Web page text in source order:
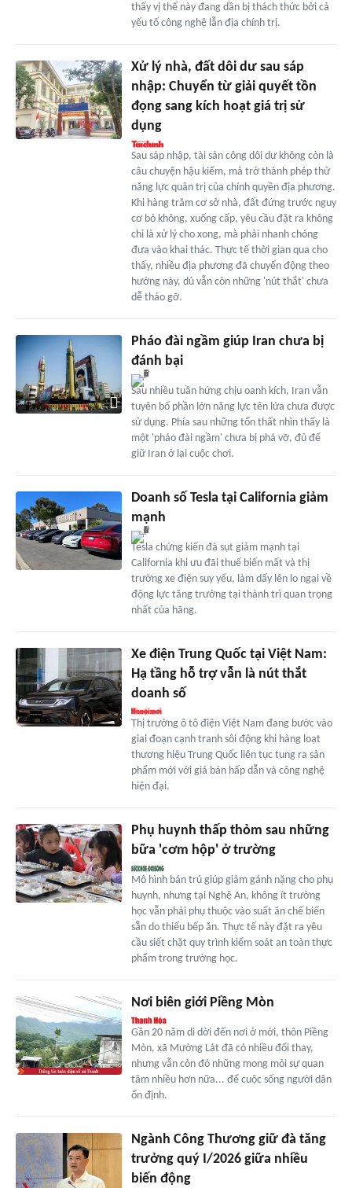
thấy vị thế này đang dần bị thách thức bởi cả
yếu tố công nghệ lẫn địa chính trị.
Xử lý nhà, đất dôi dư sau sáp
nhập: Chuyển từ giải quyết tồn
đọng sang kích hoạt giá trị sử
dụng
Sau sáp nhập, tài sản công dôi dư không còn là
câu chuyện hậu kiểm, mà trở thành phép thử
năng lực quản trị của chính quyền địa phương.
Khi hàng trăm cơ sở nhà, đất đứng trước nguy
cơ bỏ không, xuống cấp, yêu cầu đặt ra không
chỉ là xử lý cho xong, mà phải nhanh chóng
đưa vào khai thác. Thực tế thời gian qua cho
thấy, nhiều địa phương đã chuyển động theo
hướng này, dù vẫn còn những 'nút thắt' chưa
dễ tháo gỡ.
Pháo đài ngầm giúp Iran chưa bị
đánh bại
Sau nhiều tuần hứng chịu oanh kích, Iran vẫn
tuyên bố phần lớn năng lực tên lửa chưa được
sử dụng. Phía sau những tổn thất nhìn thấy là
một 'pháo đài ngầm' chưa bị phá vỡ, đủ để
giữ Iran ở lại cuộc chơi.
Doanh số Tesla tại California giảm
mạnh
Tesla chứng kiến đà sụt giảm mạnh tại
California khi ưu đãi thuế biến mất và thị
trường xe điện suy yếu, làm dấy lên lo ngại về
động lực tăng trưởng tại thành trì quan trọng
nhất của hãng.
Xe điện Trung Quốc tại Việt Nam:
Hạ tầng hỗ trợ vẫn là nút thắt
doanh số
Thị trường ô tô điện Việt Nam đang bước vào
giai đoạn cạnh tranh sôi động khi hàng loạt
thương hiệu Trung Quốc liên tục tung ra sản
phẩm mới với giá bán hấp dẫn và công nghệ
hiện đại.
Phụ huynh thấp thỏm sau những
bữa 'cơm hộp' ở trường
Mô hình bán trú giúp giảm gánh nặng cho phụ
huynh, nhưng tại Nghệ An, không ít trường
học vẫn phải phụ thuộc vào suất ăn chế biến
sẵn do thiếu bếp ăn. Thực tế này đặt ra yêu
cầu siết chặt quy trình kiểm soát an toàn thực
phẩm trong trường học.
Nơi biên giới Piềng Mòn
Gần 20 năm di dời đến nơi ở mới, thôn Piềng
Mòn, xã Mường Lát đã có nhiều đổi thay,
nhưng vẫn còn đó những mong mỏi sự quan
tâm nhiều hơn nữa... để cuộc sống người dân
ổn định.
Ngành Công Thương giữ đà tăng
trưởng quý I/2026 giữa nhiều
biến động